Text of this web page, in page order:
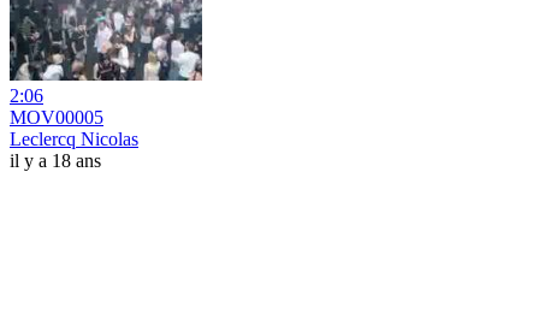
2:06
MOV00005
Leclercq Nicolas
il y a 18 ans